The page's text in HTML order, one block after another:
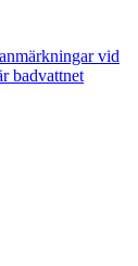
vid
badvattnet